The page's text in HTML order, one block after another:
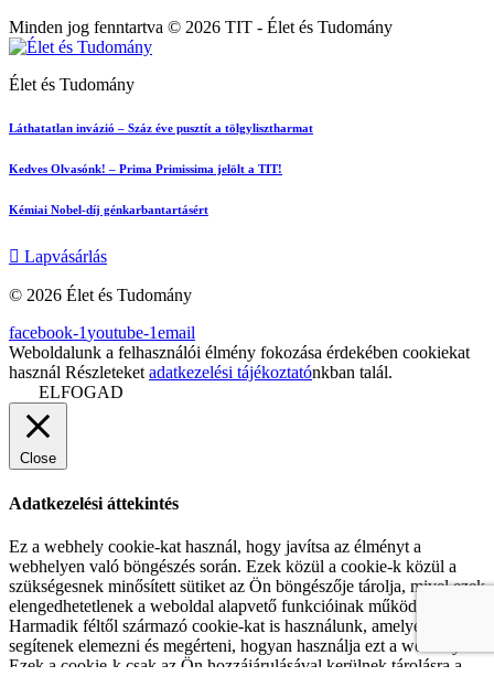
Minden jog fenntartva © 2026 TIT - Élet és Tudomány
Élet és Tudomány
Láthatatlan invázió – Száz éve pusztít a tölgylisztharmat
Kedves Olvasónk! – Prima Primissima jelölt a TIT!
Kémiai Nobel-díj génkarbantartásért
Lapvásárlás
© 2026 Élet és Tudomány
facebook-1youtube-1email
Weboldalunk a felhasználói élmény fokozása érdekében cookiekat
használ Részleteket adatkezelési tájékoztatónkban talál.
ELFOGAD
Close
Adatkezelési áttekintés
Ez a webhely cookie-kat használ, hogy javítsa az élményt a
webhelyen való böngészés során. Ezek közül a cookie-k közül a
szükségesnek minősített sütiket az Ön böngészője tárolja, mivel ezek
elengedhetetlenek a weboldal alapvető funkcióinak működéséhez.
Harmadik féltől származó cookie-kat is használunk, amelyek
segítenek elemezni és megérteni, hogyan használja ezt a webhelyet.
Ezek a cookie-k csak az Ön hozzájárulásával kerülnek tárolásra a